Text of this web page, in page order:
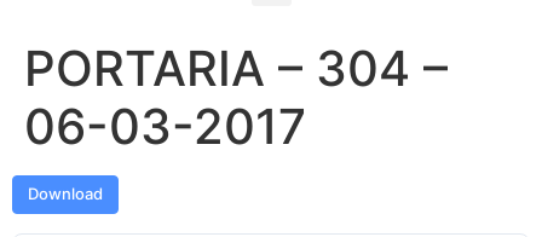
PORTARIA – 304 –
06-03-2017
Download